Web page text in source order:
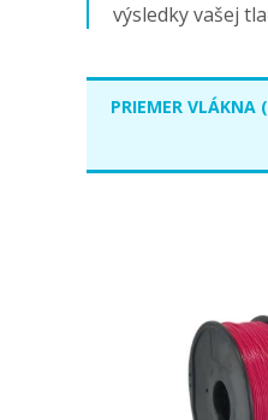
výsledky vašej
PRIEMER VLÁKNA